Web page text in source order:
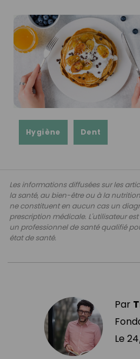
Hygiène Dent
Les informations diffusées sur les
la santé, au bien-être ou à la
ne constituent en aucun cas un
prescription médicale. L'utilisateur
un professionnel de santé qualifié
état de santé.
Par
Le